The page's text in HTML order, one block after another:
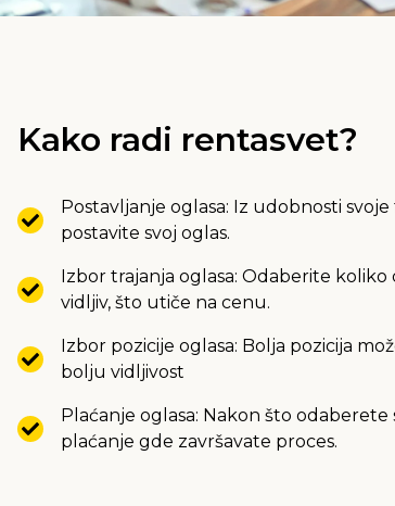
Kako radi rentasvet?
Postavljanje oglasa: Iz udobnosti
postavite svoj oglas.
Izbor trajanja oglasa: Odaberite
vidljiv, što utiče na cenu.
Izbor pozicije oglasa: Bolja pozicija
bolju vidljivost
Plaćanje oglasa: Nakon što
plaćanje gde završavate proces.